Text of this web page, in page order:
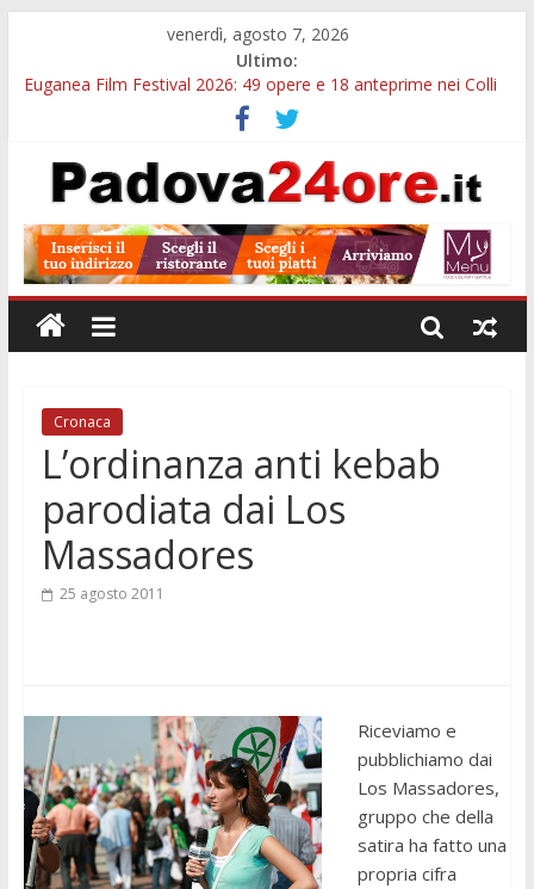
venerdì, agosto 7, 2026
Ultimo:
Euganea Film Festival 2026: 49 opere e 18 anteprime nei Colli
Slow Looking agli Eremitani: un’ora per osservare davvero
un’opera
Notizie di Padova alle ore 21: lavoratore morto, credito sul
Orto Botanico Padova: visite ed escursioni fino a settembre
Concorso Università di Padova: 5 funzionari, domande entro il
7 agosto
Cronaca
L’ordinanza anti kebab
parodiata dai Los
Massadores
25 agosto 2011
Riceviamo e
pubblichiamo dai
Los Massadores,
gruppo che della
satira ha fatto una
propria cifra